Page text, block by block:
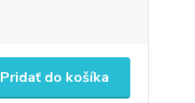
Pridať do košíka